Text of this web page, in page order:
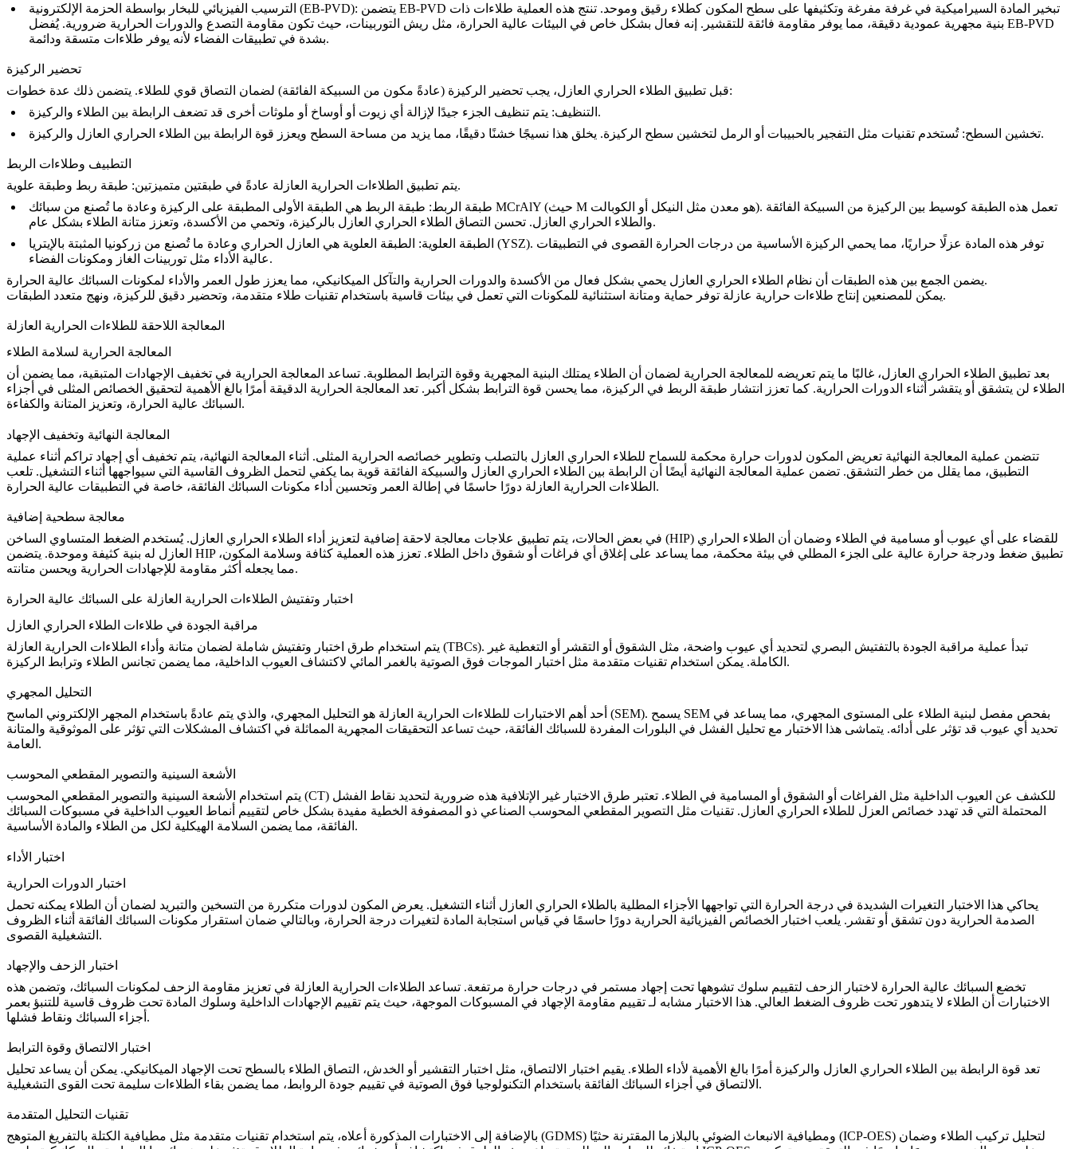
الترسيب الفيزيائي للبخار بواسطة الحزمة الإلكترونية (EB-PVD):
بنية مجهرية عمودية دقيقة، مما يوفر مقاومة فائقة للتقشير. إنه فعال بشكل خاص في البيئات عالية الحرارة، مثل ريش التوربينات، حيث تكون مقاومة التصدع والدورات الحرارية ضرورية. يُفضل EB-PVD
بشدة في تطبيقات الفضاء لأنه يوفر طلاءات متسقة ودائمة.
تحضير الركيزة
قبل تطبيق الطلاء الحراري العازل، يجب تحضير الركيزة (عادةً مكون من السبيكة الفائقة
) لضمان التصاق قوي للطلاء. يتضمن ذلك عدة خطوات:
التنظيف: يتم تنظيف الجزء جيدًا لإزالة أي زيوت أو أوساخ أو ملوثات أخرى قد تضعف الرابطة بين الطلاء والركيزة.
تخشين السطح:تُستخدم تقنيات مثل التفجير بالحبيبات أو الرمل لتخشين سطح الركيزة. يخلق هذا نسيجًا خشنًا دقيقًا، مما يزيد من مساحة السطح ويعزز قوة الرابطة بين الطلاء الحراري العازل والركيزة.
التطبيف وطلاءات الربط
يتم تطبيق الطلاءات الحرارية العازلة عادةً في طبقتين متميزتين: طبقة ربط وطبقة علوية
.
طبقة الربط: طبقة الربط هي الطبقة الأولى المطبقة على الركيزة وعادة ما تُصنع من سبائك MCrAlY (حيث M هو معدن مثل النيكل أو الكوبالت). تعمل هذه الطبقة كوسيط بين الركيزة من السبيكة الفائقة
والطلاء الحراري العازل. تحسن التصاق الطلاء الحراري العازل بالركيزة، وتحمي من الأكسدة، وتعزز متانة الطلاء بشكل عام.
الطبقة العلوية: الطبقة العلوية هي العازل الحراري وعادة ما تُصنع من زركونيا المثبتة بالإيتريا (YSZ). توفر هذه المادة عزلًا حراريًا، مما يحمي الركيزة الأساسية من درجات الحرارة القصوى في التطبيقات
عالية الأداء مثل توربينات الغاز
ومكونات الفضاء.
يضمن الجمع بين هذه الطبقات أن نظام الطلاء الحراري العازل يحمي بشكل فعال من الأكسدة والدورات الحرارية والتآكل الميكانيكي، مما يعزز طول العمر والأداء لمكونات السبائك عالية الحرارة.
يمكن للمصنعين إنتاج طلاءات حرارية عازلة توفر حماية ومتانة استثنائية للمكونات التي تعمل في بيئات قاسية باستخدام تقنيات طلاء متقدمة، وتحضير دقيق للركيزة، ونهج متعدد الطبقات.
المعالجة اللاحقة للطلاءات الحرارية العازلة
المعالجة الحرارية لسلامة الطلاء
بعد تطبيق الطلاء الحراري العازل، غالبًا ما يتم تعريضه للمعالجة الحرارية لضمان أن الطلاء يمتلك البنية المجهرية وقوة الترابط المطلوبة. تساعد المعالجة الحرارية في تخفيف الإجهادات المتبقية، مما يضمن أن
الطلاء لن يتشقق أو يتقشر أثناء الدورات الحرارية. كما تعزز انتشار طبقة الربط في الركيزة، مما يحسن قوة الترابط بشكل أكبر. تعد المعالجة الحرارية الدقيقة أمرًا بالغ الأهمية لتحقيق الخصائص المثلى في أجزاء
السبائك عالية الحرارة، وتعزيز المتانة والكفاءة.
المعالجة النهائية وتخفيف الإجهاد
تتضمن عملية المعالجة النهائية تعريض المكون لدورات حرارة محكمة للسماح للطلاء الحراري العازل بالتصلب وتطوير خصائصه الحرارية المثلى. أثناء المعالجة النهائية، يتم تخفيف أي إجهاد تراكم أثناء عملية
التطبيق، مما يقلل من خطر التشقق. تضمن عملية المعالجة النهائية أيضًا أن الرابطة بين الطلاء الحراري العازل والسبيكة الفائقة قوية بما يكفي لتحمل الظروف القاسية التي سيواجهها أثناء التشغيل. تلعب
الطلاءات الحرارية العازلة دورًا حاسمًا في إطالة العمر وتحسين أداء مكونات السبائك الفائقة، خاصة في التطبيقات عالية الحرارة.
معالجة سطحية إضافية
في بعض الحالات، يتم تطبيق علاجات معالجة لاحقة إضافية لتعزيز أداء الطلاء الحراري العازل. يُستخدم الضغط المتساوي الساخن (HIP)
العازل له بنية كثيفة وموحدة. يتضمن HIP تطبيق ضغط ودرجة حرارة عالية على الجزء المطلي في بيئة محكمة، مما يساعد على إغلاق أي فراغات أو شقوق داخل الطلاء. تعزز هذه العملية كثافة وسلامة المكون،
مما يجعله أكثر مقاومة للإجهادات الحرارية ويحسن متانته.
اختبار وتفتيش الطلاءات الحرارية العازلة على السبائك عالية الحرارة
مراقبة الجودة في طلاءات الطلاء الحراري العازل
يتم استخدام طرق اختبار وتفتيش شاملة لضمان متانة وأداء الطلاءات الحرارية العازلة (TBCs). تبدأ عملية مراقبة الجودة بالتفتيش البصري لتحديد أي عيوب واضحة، مثل الشقوق أو التقشر أو التغطية غير
الكاملة. يمكن استخدام تقنيات متقدمة مثل اختبار الموجات فوق الصوتية بالغمر المائي لاكتشاف العيوب الداخلية، مما يضمن تجانس الطلاء وترابط الركيزة.
التحليل المجهري
أحد أهم الاختبارات للطلاءات الحرارية العازلة هو التحليل المجهري، والذي يتم عادةً باستخدام المجهر الإلكتروني الماسح (SEM). يسمح SEM بفحص مفصل لبنية الطلاء على المستوى المجهري، مما يساعد في
تحديد أي عيوب قد تؤثر على أدائه. يتماشى هذا الاختبار مع تحليل الفشل في البلورات المفردة للسبائك الفائقة، حيث تساعد التحقيقات المجهرية المماثلة في اكتشاف المشكلات التي تؤثر على الموثوقية والمتانة
العامة.
الأشعة السينية والتصوير المقطعي المحوسب
يتم استخدام الأشعة السينية والتصوير المقطعي المحوسب (CT) للكشف عن العيوب الداخلية مثل الفراغات أو الشقوق أو المسامية في الطلاء. تعتبر طرق الاختبار غير الإتلافية هذه ضرورية لتحديد نقاط الفشل
المحتملة التي قد تهدد خصائص العزل للطلاء الحراري العازل. تقنيات مثل التصوير المقطعي المحوسب الصناعي ذو المصفوفة الخطية مفيدة بشكل خاص لتقييم أنماط العيوب الداخلية في مسبوكات السبائك
الفائقة، مما يضمن السلامة الهيكلية لكل من الطلاء والمادة الأساسية.
اختبار الأداء
اختبار الدورات الحرارية
يحاكي هذا الاختبار التغيرات الشديدة في درجة الحرارة التي تواجهها الأجزاء المطلية بالطلاء الحراري العازل أثناء التشغيل. يعرض المكون لدورات متكررة من التسخين والتبريد لضمان أن الطلاء يمكنه تحمل
الصدمة الحرارية دون تشقق أو تقشر. يلعب اختبار الخصائص الفيزيائية الحرارية دورًا حاسمًا في قياس استجابة المادة لتغيرات درجة الحرارة، وبالتالي ضمان استقرار مكونات السبائك الفائقة أثناء الظروف
التشغيلية القصوى.
اختبار الزحف والإجهاد
تخضع السبائك عالية الحرارة لاختبار الزحف لتقييم سلوك تشوهها تحت إجهاد مستمر في درجات حرارة مرتفعة. تساعد الطلاءات الحرارية العازلة في تعزيز مقاومة الزحف لمكونات السبائك، وتضمن هذه
الاختبارات أن الطلاء لا يتدهور تحت ظروف الضغط العالي. هذا الاختبار مشابه لـ تقييم مقاومة الإجهاد في المسبوكات الموجهة، حيث يتم تقييم الإجهادات الداخلية وسلوك المادة تحت ظروف قاسية للتنبؤ بعمر
أجزاء السبائك ونقاط فشلها.
اختبار الالتصاق وقوة الترابط
تعد قوة الرابطة بين الطلاء الحراري العازل والركيزة أمرًا بالغ الأهمية لأداء الطلاء. يقيم اختبار الالتصاق، مثل اختبار التقشير أو الخدش، التصاق الطلاء بالسطح تحت الإجهاد الميكانيكي. يمكن أن يساعد تحليل
الالتصاق في أجزاء السبائك الفائقة باستخدام التكنولوجيا فوق الصوتية في تقييم جودة الروابط، مما يضمن بقاء الطلاءات سليمة تحت القوى التشغيلية.
تقنيات التحليل المتقدمة
بالإضافة إلى الاختبارات المذكورة أعلاه، يتم استخدام تقنيات متقدمة مثل مطيافية الكتلة بالتفريغ المتوهج (GDMS) و مطيافية الانبعاث الضوئي بالبلازما المقترنة حثيًا (ICP-OES)